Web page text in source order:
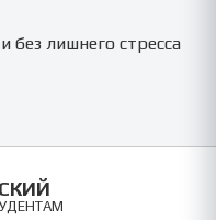
без лишнего стресса